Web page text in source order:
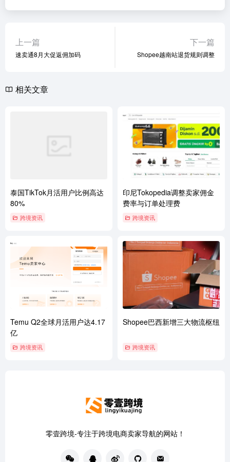
上一篇
速卖通8月大促返佣加码
下一篇
Shopee越南站退货规则调整
相关文章
泰国TikTok月活用户比例高达
80%
跨境资讯
印尼Tokopedia调整卖家佣金
费率与订单处理费
跨境资讯
Temu Q2全球月活用户达4.17
亿
跨境资讯
Shopee巴西新增三大物流枢纽
跨境资讯
零壹跨境-专注于跨境电商卖家导航的网站！